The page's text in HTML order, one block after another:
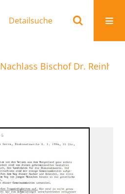
Detailsuche
Nachlass Bischof Dr.